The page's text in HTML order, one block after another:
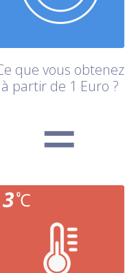
que vous obtenez
à partir de 1 Euro ?